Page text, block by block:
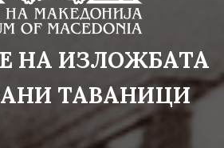
НА ИЗЛОЖБАТА
ТАВАНИЦИ